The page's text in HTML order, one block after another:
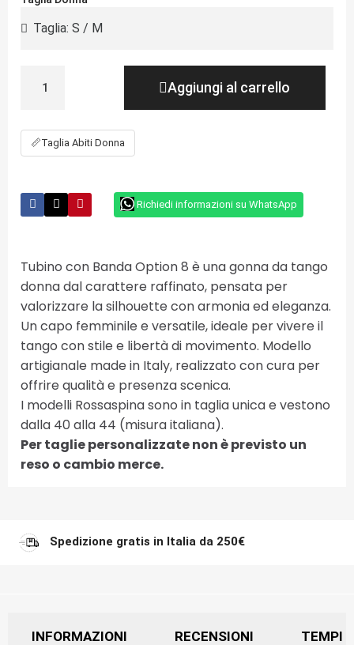
Aggiungi al carrello
📏Taglia Abiti Donna
Richiedi informazioni su WhatsApp
Tubino con Banda Option 8 è una gonna da tango
donna dal carattere raffinato, pensata per
valorizzare la silhouette con armonia ed eleganza.
Un capo femminile e versatile, ideale per vivere il
tango con stile e libertà di movimento. Modello
artigianale made in Italy, realizzato con cura per
offrire qualità e presenza scenica.
I modelli Rossaspina sono in taglia unica e vestono
dalla 40 alla 44 (misura italiana).
Per taglie personalizzate non è previsto un
reso o cambio merce.
Spedizione gratis in Italia da 250€
INFORMAZIONI RECENSIONI TEMPI